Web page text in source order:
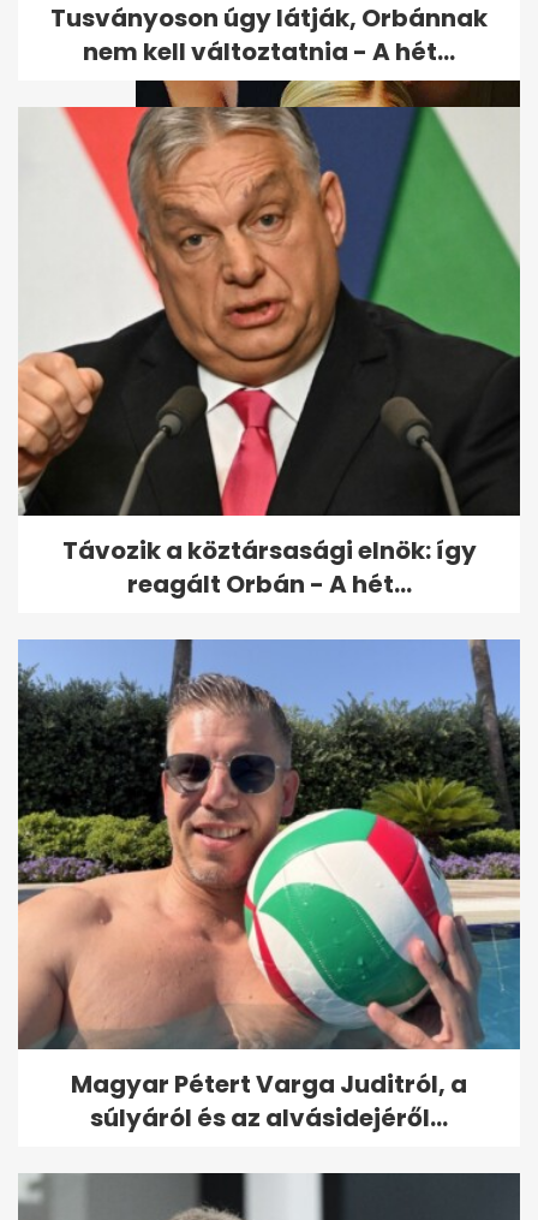
Szépségkirálynővé
választották a Down-
szindrómás lányt
Tusványoson úgy látják, Orbánnak
nem kell változtatnia - A hét...
Távozik a köztársasági elnök: így
reagált Orbán - A hét...
Magyar Pétert Varga Juditról, a
súlyáról és az alvásidejéről...